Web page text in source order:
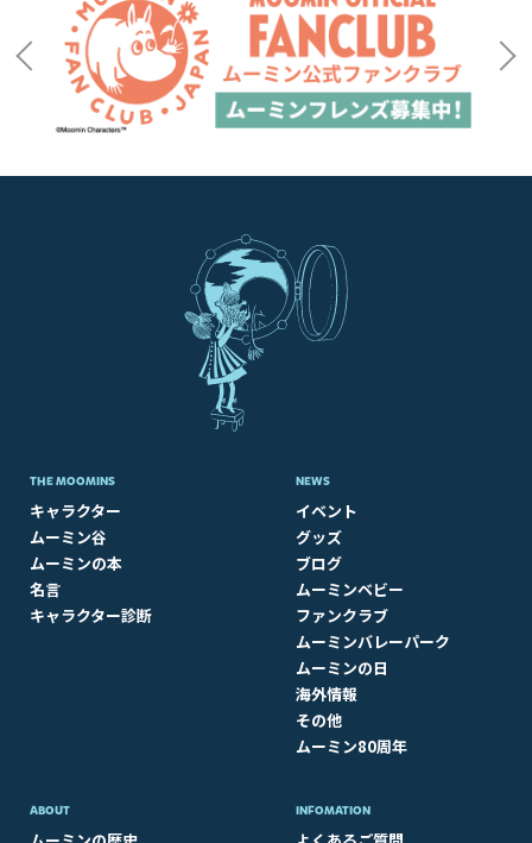
THE MOOMINS
キャラクター
ムーミン谷
ムーミンの本
名言
キャラクター診断
NEWS
イベント
グッズ
ブログ
ムーミンベビー
ファンクラブ
ムーミンバレーパーク
ムーミンの日
海外情報
その他
ムーミン80周年
ABOUT​ INFOMATION